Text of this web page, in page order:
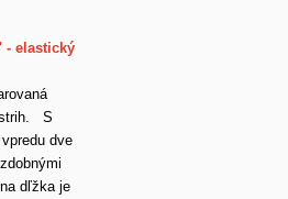
- elastický
S
dve
dľžka je